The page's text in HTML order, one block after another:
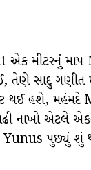
મીટરનું માપ
તેણે સાદુ
ફુટ થઈ હશે,
નાખો એટલે
પુછ્યું શું